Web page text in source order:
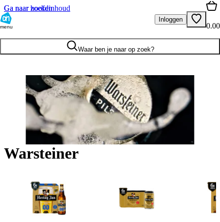
Ga naar hoofdinhoud
Ga naar zoeken
menu
Inloggen
0.00
Waar ben je naar op zoek?
Warsteiner